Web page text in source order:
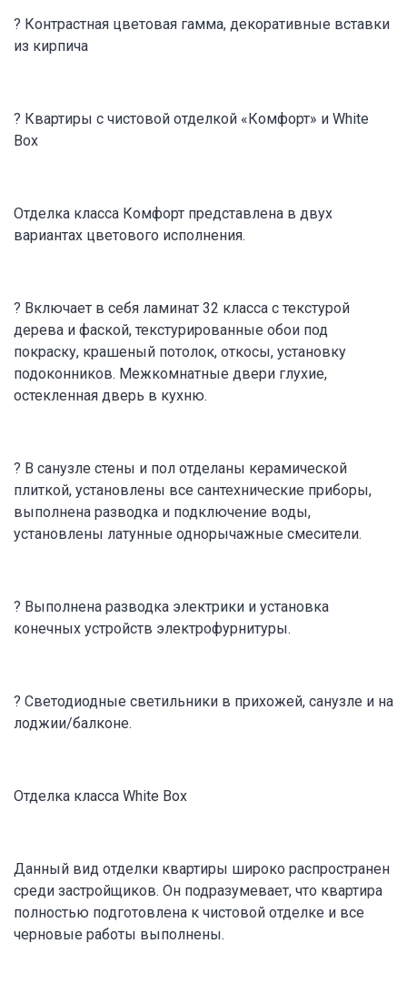
? Контрастная цветовая гамма, декоративные вставки
из кирпича
? Квартиры с чистовой отделкой «Комфорт» и White
Box
Отделка класса Комфорт представлена в двух
вариантах цветового исполнения.
? Включает в себя ламинат 32 класса с текстурой
дерева и фаской, текстурированные обои под
покраску, крашеный потолок, откосы, установку
подоконников. Межкомнатные двери глухие,
остекленная дверь в кухню.
? В санузле стены и пол отделаны керамической
плиткой, установлены все сантехнические приборы,
выполнена разводка и подключение воды,
установлены латунные однорычажные смесители.
? Выполнена разводка электрики и установка
конечных устройств электрофурнитуры.
? Светодиодные светильники в прихожей, санузле и на
лоджии/балконе.
Отделка класса White Box
Данный вид отделки квартиры широко распространен
среди застройщиков. Он подразумевает, что квартира
полностью подготовлена к чистовой отделке и все
черновые работы выполнены.